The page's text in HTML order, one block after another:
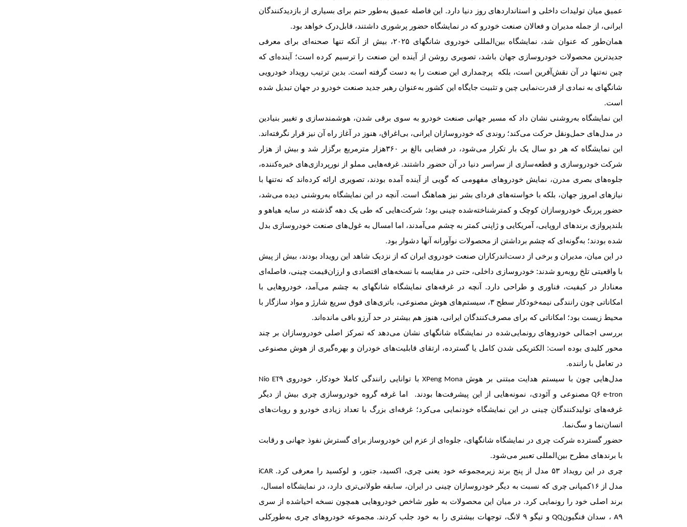
عمیق میان تولیدات داخلی و استانداردهای روز دنیا دارد. این فاصله عمیق به‌طور حتم برای بسیاری از بازدیدکنندگان
ایرانی، از جمله مدیران و فعالان صنعت خودرو که در نمایشگاه حضور پرشوری داشتند، قابل‌درک خواهد بود.
همان‌طور که عنوان شد، نمایشگاه بین‌المللی خودروی شانگهای۲۰۲۵، بیش از آنکه تنها صحنه‌ای برای معرفی
جدیدترین محصولات خودروسازی جهان باشد، تصویری روشن از آینده این صنعت را ترسیم کرده است؛ آینده‌ای که
چین نه‌تنها در آن نقش‌آفرین است، بلکه پرچمداری این صنعت را به دست گرفته است. بدین ترتیب رویداد خودرویی
شانگهای به نمادی از قدرت‌نمایی چین و تثبیت جایگاه این کشور به‌عنوان رهبر جدید صنعت خودرو در جهان تبدیل شده
است.
این نمایشگاه به‌روشنی نشان داد که مسیر جهانی صنعت خودرو به سوی برقی شدن، هوشمندسازی و تغییر بنیادین
در مدل‌های حمل‌ونقل حرکت می‌کند؛ روندی که خودروسازان ایرانی، بی‌اغراق، هنوز در آغاز راه آن نیز قرار نگرفته‌اند.
این نمایشگاه که هر دو سال یک بار تکرار می‌شود، در فضایی بالغ بر ۳۶۰هزار متر‌مربع برگزار شد و بیش از هزار
شرکت خودروسازی و قطعه‌سازی از سراسر دنیا در آن حضور داشتند. غرفه‌هایی مملو از نورپردازی‌های خیره‌کننده،
جلوه‌های بصری مدرن، نمایش خودروهای مفهومی که گویی از آینده آمده بودند، تصویری ارائه کرده‌اند که نه‌تنها با
نیازهای امروز جهان، بلکه با خواسته‌های فردای بشر نیز هماهنگ است. آنچه در این نمایشگاه به‌روشنی دیده می‌شد،
حضور پررنگ خودروسازان کوچک و کمتر‌شناخته‌شده چینی بود؛ شرکت‌هایی که طی یک دهه گذشته در سایه هیاهو و
بلندپروازی برندهای اروپایی، آمریکایی و ژاپنی کمتر به چشم می‌آمدند، اما امسال به غول‌های صنعت خودروسازی بدل
شده بودند؛ به‌گونه‌ای که چشم برداشتن از محصولات نوآورانه آنها دشوار بود.
در این میان، مدیران و برخی از دست‌اندرکاران صنعت خودروی ایران که از نزدیک شاهد این رویداد بودند، بیش از پیش
با واقعیتی تلخ روبه‌رو شدند: خودروسازی داخلی، حتی در مقایسه با نسخه‌های اقتصادی و ارزان‌قیمت چینی، فاصله‌ای
معنادار در کیفیت، فناوری و طراحی دارد. آنچه در غرفه‌های نمایشگاه شانگهای به چشم می‌آمد، خودروهایی با
امکاناتی چون رانندگی نیمه‌خودکار سطح۳، سیستم‌های هوش مصنوعی، باتری‌های فوق سریع شارژ و مواد سازگار با
محیط زیست بود؛ امکاناتی که برای مصرف‌کنندگان ایرانی، هنوز هم بیشتر در حد آرزو باقی مانده‌اند.
بررسی اجمالی خودروهای رونمایی‌شده در نمایشگاه شانگهای نشان می‌دهد که تمرکز اصلی خودروسازان بر چند
محور کلیدی بوده است: الکتریکی شدن کامل یا گسترده، ارتقای قابلیت‌های خودران‌ و بهره‌گیری از هوش مصنوعی
در تعامل با راننده.
مدل‌هایی چون با توانایی رانندگی کاملا خودکار، خودروی XPeng Mona با سیستم هدایت مبتنی بر هوش
مصنوعی‌ و آئودی Q۶ e-tron
، نمونه‌هایی از این پیشرفت‌ها بودند. اما غرفه گروه خودروسازی چری بیش از دیگر
غرفه‌های تولید‌کنندگان چینی در این نمایشگاه خودنمایی می‌کرد؛ غرفه‌ای بزرگ با تعداد زیادی خودرو و روبات‌های
انسان‌نما و سگ‌نما.
حضور گسترده شرکت چری در نمایشگاه شانگهای، جلوه‌ای از عزم این خودروساز برای گسترش نفوذ جهانی و رقابت
با برندهای مطرح بین‌المللی تعبیر می‌شود.
چری در این رویداد۵۳ مدل از پنج برند زیرمجموعه خود یعنی چری، اکسید، جتور، iCAR و لوکسید‌ را معرفی کرد.
کمپانی چری که نسبت به دیگر خودروسازان چینی در ایران، سابقه طولانی‌تری دارد، در نمایشگاه امسال،۱۶ مدل از
برند اصلی خود را رونمایی کرد. در میان این محصولات به طور شاخص خودروهایی همچون نسخه احیاشده از سری
QQ، سدان فنگیون A۹ و تیگو ۹ لانگ، توجهات بیشتری را به خود جلب کردند. مجموعه خودروهای چری به‌طورکلی